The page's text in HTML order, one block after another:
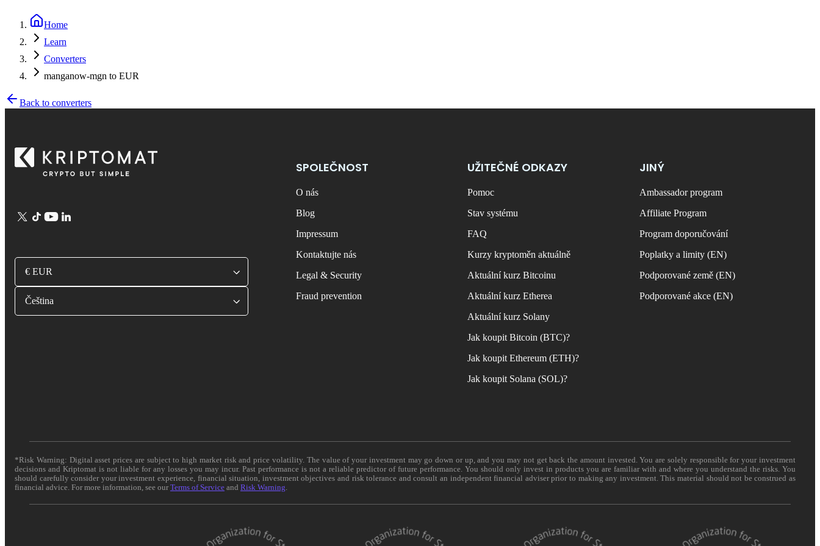
Home
Learn
Converters
manganow-mgn to EUR
Back to converters
€ EUR
Čeština
SPOLEČNOST
O nás
Blog
Impressum
Kontaktujte nás
Legal & Security
Fraud prevention
UŽITEČNÉ ODKAZY
Pomoc
Stav systému
FAQ
Kurzy kryptoměn aktuálně
Aktuální kurz Bitcoinu
Aktuální kurz Etherea
Aktuální kurz Solany
Jak koupit Bitcoin (BTC)?
Jak koupit Ethereum (ETH)?
Jak koupit Solana (SOL)?
JINÝ
Ambassador program
Affiliate Program
Program doporučování
Poplatky a limity (EN)
Podporované země (EN)
Podporované akce (EN)
*Risk Warning: Digital asset prices are subject to high market risk and price volatility. The value of your investment may go down or up, and you may not get back the amount invested. You are solely responsible for your investment
decisions and Kriptomat is not liable for any losses you may incur. Past performance is not a reliable predictor of future performance. You should only invest in products you are familiar with and where you understand the risks. You
should carefully consider your investment experience, financial situation, investment objectives and risk tolerance and consult an independent financial adviser prior to making any investment. This material should not be construed as
financial advice. For more information, see ourTerms of Service and Risk Warning